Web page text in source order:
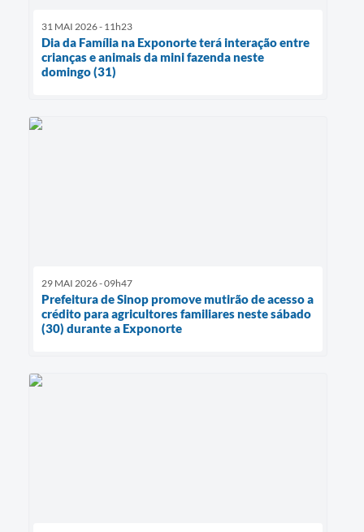
31 MAI 2026 - 11h23
Dia da Família na Exponorte terá interação entre
crianças e animais da mini fazenda neste
domingo (31)
29 MAI 2026 - 09h47
Prefeitura de Sinop promove mutirão de acesso a
crédito para agricultores familiares neste sábado
(30) durante a Exponorte